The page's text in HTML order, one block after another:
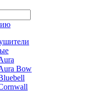
Bow